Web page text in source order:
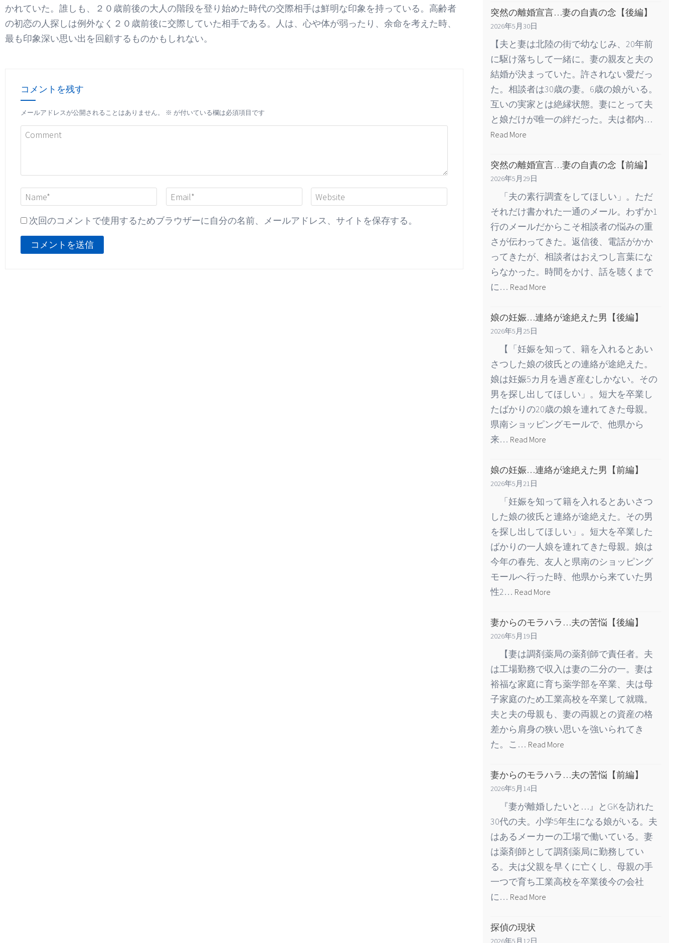
かれていた。誰しも、２０歳前後の大人の階段を登り始めた時代の交際相手は鮮明な印象を持っている。高齢者
の初恋の人探しは例外なく２０歳前後に交際していた相手である。人は、心や体が弱ったり、余命を考えた時、
最も印象深い思い出を回顧するものかもしれない。
コメントを残す
メールアドレスが公開されることはありません。 ※ が付いている欄は必須項目です
次回のコメントで使用するためブラウザーに自分の名前、メールアドレス、サイトを保存する。
突然の離婚宣言…妻の自責の念【後編】
2026年5月30日
【夫と妻は北陸の街で幼なじみ、20年前
に駆け落ちして一緒に。妻の親友と夫の
結婚が決まっていた。許されない愛だっ
た。相談者は30歳の妻。6歳の娘がいる。
互いの実家とは絶縁状態。妻にとって夫
と娘だけが唯一の絆だった。夫は都内…
Read More
突然の離婚宣言…妻の自責の念【前編】
2026年5月29日
「夫の素行調査をしてほしい」。ただ
それだけ書かれた一通のメール。わずか1
行のメールだからこそ相談者の悩みの重
さが伝わってきた。返信後、電話がかか
ってきたが、相談者はおえつし言葉にな
らなかった。時間をかけ、話を聴くまで
に… Read More
娘の妊娠…連絡が途絶えた男【後編】
2026年5月25日
【「妊娠を知って、籍を入れるとあい
さつした娘の彼氏との連絡が途絶えた。
娘は妊娠5カ月を過ぎ産むしかない。その
男を探し出してほしい」。短大を卒業し
たばかりの20歳の娘を連れてきた母親。
県南ショッピングモールで、他県から
来… Read More
娘の妊娠…連絡が途絶えた男【前編】
2026年5月21日
「妊娠を知って籍を入れるとあいさつ
した娘の彼氏と連絡が途絶えた。その男
を探し出してほしい」。短大を卒業した
ばかりの一人娘を連れてきた母親。娘は
今年の春先、友人と県南のショッピング
モールへ行った時、他県から来ていた男
性2… Read More
妻からのモラハラ…夫の苦悩【後編】
2026年5月19日
【妻は調剤薬局の薬剤師で責任者。夫
は工場勤務で収入は妻の二分の一。妻は
裕福な家庭に育ち薬学部を卒業、夫は母
子家庭のため工業高校を卒業して就職。
夫と夫の母親も、妻の両親との資産の格
差から肩身の狭い思いを強いられてき
た。こ… Read More
妻からのモラハラ…夫の苦悩【前編】
2026年5月14日
『妻が離婚したいと…』とGKを訪れた
30代の夫。小学5年生になる娘がいる。夫
はあるメーカーの工場で働いている。妻
は薬剤師として調剤薬局に勤務してい
る。夫は父親を早くに亡くし、母親の手
一つで育ち工業高校を卒業後今の会社
に… Read More
探偵の現状
2026年5月12日